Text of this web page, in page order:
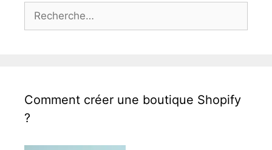
Rechercher :
Comment créer une boutique Shopify
?